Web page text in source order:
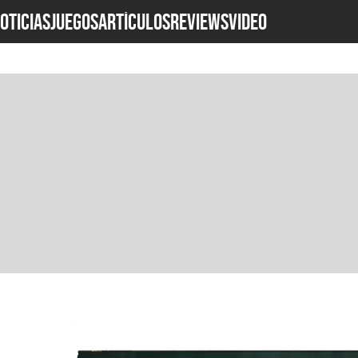
JUEGOSARTÍCULOSREVIEWSVideo